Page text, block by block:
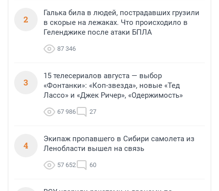
2
Галька била в людей, пострадавших грузили
в скорые на лежаках. Что происходило в
Геленджике после атаки БПЛА
87 346
3
15 телесериалов августа — выбор
«Фонтанки»: «Коп-звезда», новые «Тед
Лассо» и «Джек Ричер», «Одержимость»
67 986 27
4
Экипаж пропавшего в Сибири самолета из
Ленобласти вышел на связь
57 652 60